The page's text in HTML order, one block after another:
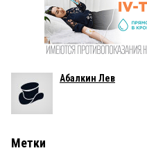
Абалкин Лев
Метки